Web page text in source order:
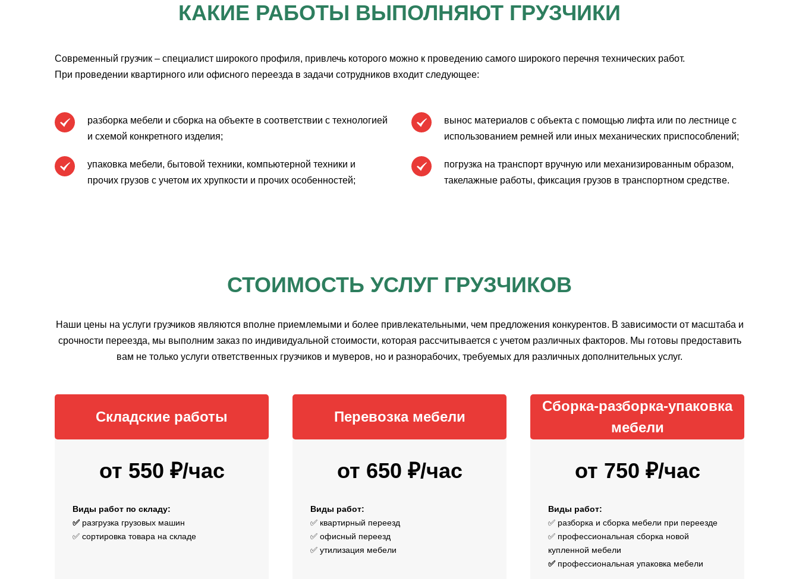
КАКИЕ РАБОТЫ ВЫПОЛНЯЮТ ГРУЗЧИКИ
Современный грузчик – специалист широкого профиля, привлечь которого можно к проведению самого широкого перечня технических работ.
При проведении квартирного или офисного переезда в задачи сотрудников входит следующее:
разборка мебели и сборка на объекте в соответствии с технологией
и схемой конкретного изделия;
упаковка мебели, бытовой техники, компьютерной техники и
прочих грузов с учетом их хрупкости и прочих особенностей;
вынос материалов с объекта с помощью лифта или по лестнице с
использованием ремней или иных механических приспособлений;
погрузка на транспорт вручную или механизированным образом,
такелажные работы, фиксация грузов в транспортном средстве.
СТОИМОСТЬ УСЛУГ ГРУЗЧИКОВ
Наши цены на услуги грузчиков являются вполне приемлемыми и более привлекательными, чем предложения конкурентов. В зависимости от масштаба и
срочности переезда, мы выполним заказ по индивидуальной стоимости, которая рассчитывается с учетом различных факторов. Мы готовы предоставить
вам не только услуги ответственных грузчиков и муверов, но и разнорабочих, требуемых для различных дополнительных услуг.
Складские работы
от 550 ₽/час
Виды работ по складу:
✅ разгрузка грузовых машин
✅ сортировка товара на складе
Перевозка мебели
от 650 ₽/час
Виды работ:
✅ квартирный переезд
✅ офисный переезд
✅ утилизация мебели
Сборка-разборка-упаковка
мебели
от 750 ₽/час
Виды работ:
✅ разборка и сборка мебели при переезде
✅ профессиональная сборка новой
купленной мебели
✅ профессиональная упаковка мебели